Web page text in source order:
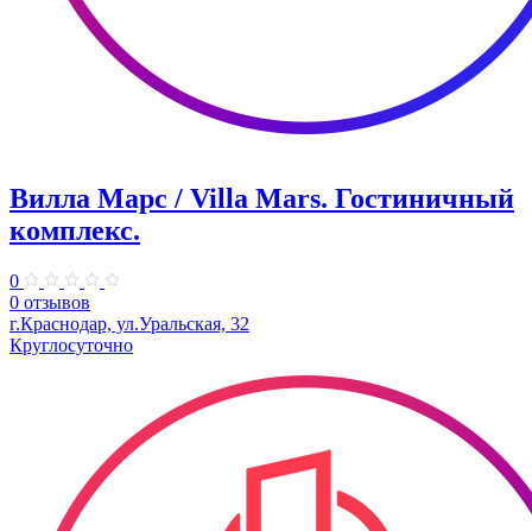
Вилла Марс / Villa Mars. Гостиничный
комплекс.
0
0 отзывов
г.Краснодар, ул.Уральская, 32
Круглосуточно